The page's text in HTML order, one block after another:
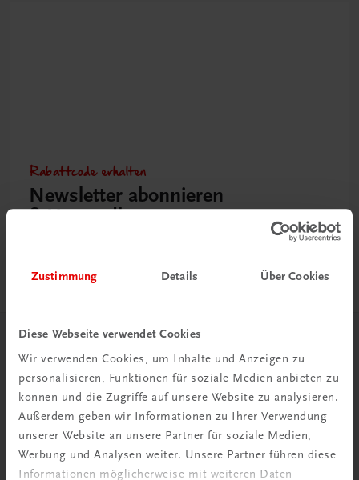
Zustimmung Details Über Cookies
Diese Webseite verwendet Cookies
Wir verwenden Cookies, um Inhalte und Anzeigen zu
personalisieren, Funktionen für soziale Medien anbieten zu
können und die Zugriffe auf unsere Website zu analysieren.
Außerdem geben wir Informationen zu Ihrer Verwendung
unserer Website an unsere Partner für soziale Medien,
Werbung und Analysen weiter. Unsere Partner führen diese
Informationen möglicherweise mit weiteren Daten
Rabattcode erhalten
Newsletter abonnieren
& Versandkosten sparen
Herzlich willkommen bei TRAUNER!
Wir über uns